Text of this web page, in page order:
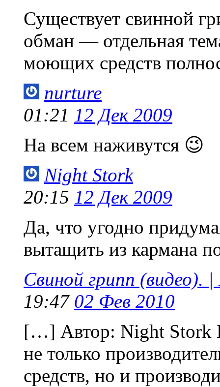
Существует свинной
обман — отдельная
моющих средств
nurture
01:21 12 Дек 2009
На всем наживутся 😉
Night Stork
20:15 12 Дек 2009
Да, что угодно
вытащить из кармана
Свиной грипп (видео).
19:47 02 Фев 2010
[…] Автор: Night Stork
не только
средств, но и